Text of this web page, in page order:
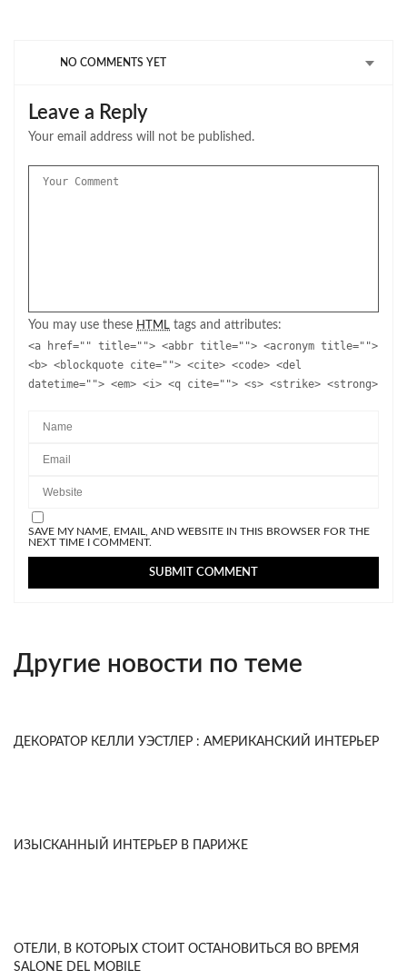
NO COMMENTS YET
Leave a Reply
Your email address will not be published.
You may use these HTML tags and attributes:
<a href="" title=""> <abbr title=""> <acronym title="">
<b> <blockquote cite=""> <cite> <code> <del
datetime=""> <em> <i> <q cite=""> <s> <strike> <strong>
SAVE MY NAME, EMAIL, AND WEBSITE IN THIS BROWSER FOR THE
NEXT TIME I COMMENT.
Другие новости по теме
ДЕКОРАТОР КЕЛЛИ УЭСТЛЕР : АМЕРИКАНСКИЙ ИНТЕРЬЕР
ИЗЫСКАННЫЙ ИНТЕРЬЕР В ПАРИЖЕ
ОТЕЛИ, В КОТОРЫХ СТОИТ ОСТАНОВИТЬСЯ ВО ВРЕМЯ
SALONE DEL MOBILE